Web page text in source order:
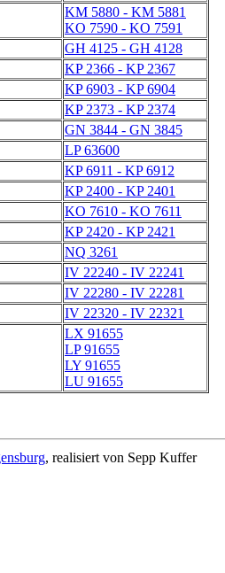
KM 5880 - KM 5881
KO 7590 - KO 7591
GH 4125 - GH 4128
KP 2366 - KP 2367
KP 6903 - KP 6904
KP 2373 - KP 2374
GN 3844 - GN 3845
LP 63600
KP 6911 - KP 6912
KP 2400 - KP 2401
KO 7610 - KO 7611
KP 2420 - KP 2421
NQ 3261
IV 22240 - IV 22241
IV 22280 - IV 22281
IV 22320 - IV 22321
LX 91655
LP 91655
LY 91655
LU 91655
, realisiert von Sepp Kuffer